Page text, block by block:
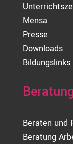
Mensa
Presse
Downloads
Bildungslinks
Beraten und
Beratung